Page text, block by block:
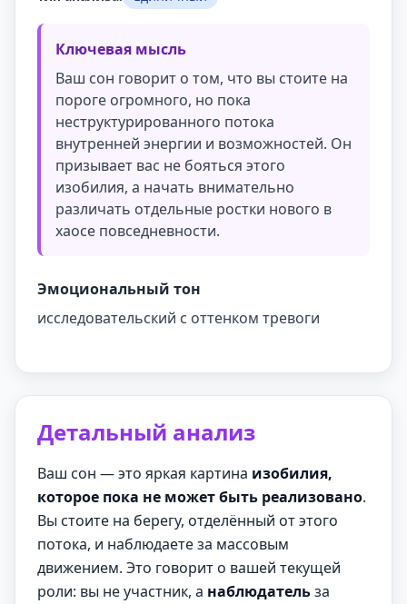
Ключевая мысль
Ваш сон говорит о том, что вы стоите на
пороге огромного, но пока
неструктурированного потока
внутренней энергии и возможностей. Он
призывает вас не бояться этого
изобилия, а начать внимательно
различать отдельные ростки нового в
хаосе повседневности.
Эмоциональный тон
исследовательский с оттенком тревоги
Детальный анализ
Ваш сон — это яркая картина изобилия,
которое пока не может быть реализовано.
Вы стоите на берегу, отделённый от этого
потока, и наблюдаете за массовым
движением. Это говорит о вашей текущей
роли: вы не участник, а наблюдательза